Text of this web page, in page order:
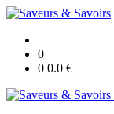
0
0 0.0 €